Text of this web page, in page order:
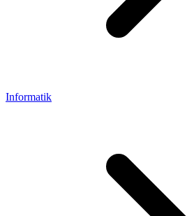
Informatik